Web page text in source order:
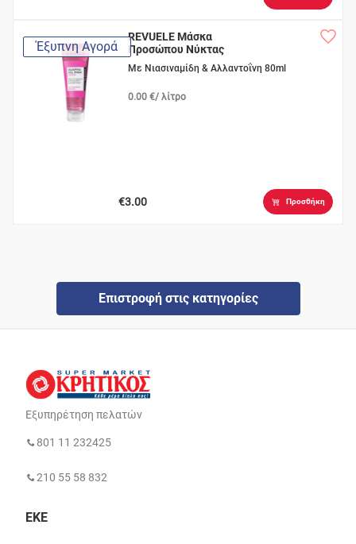
Έξυπνη Αγορά
REVUELE Μάσκα
Προσώπου Νύκτας
Με Νιασιναμίδη & Αλλαντοΐνη 80ml
0.00 €/ λίτρο
€3.00 Προσθήκη
Επιστροφή στις κατηγορίες
Εξυπηρέτηση πελατών
801 11 232425
210 55 58 832
ΕΚΕ